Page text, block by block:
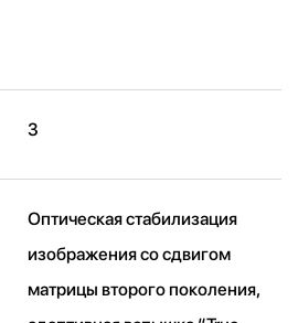
3
Оптическая стабилизация
изображения со сдвигом
матрицы второго поколения,